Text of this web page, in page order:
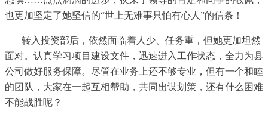
也更加坚定了她坚信的“世上无难事只怕有心人”的信条！
转入投资部后，依然面临着人少、任务重，但她更加坦然
面对。认真学习项目建设文件，迅速进入工作状态，全力为县
公司做好服务保障。尽管在业务上还不够专业，但有一个和睦
的团队，大家在一起互相帮助，共同出谋划策，还有什么困难
不能战胜呢？